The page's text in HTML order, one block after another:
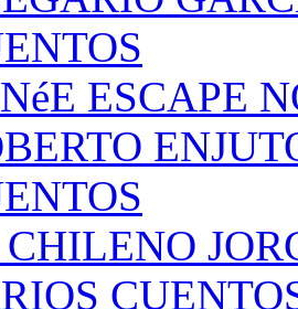
ESCAPE